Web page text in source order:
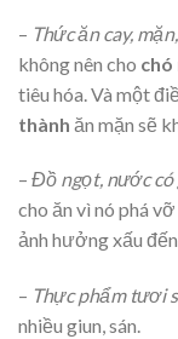
– Thức ăn cay,
không nên cho chó
tiêu hóa. Và một
thành ăn mặn sẽ
– Đồ ngọt, nước có
cho ăn vì nó phá
ảnh hưởng xấu
– Thực phẩm tươi
nhiều giun, sán.